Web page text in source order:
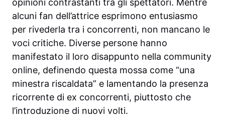
opinioni contrastanti tra gli spettatori. Mentre
alcuni fan dell’attrice esprimono entusiasmo
per rivederla tra i concorrenti, non mancano le
voci critiche. Diverse persone hanno
manifestato il loro disappunto nella community
online, definendo questa mossa come “una
minestra riscaldata” e lamentando la presenza
ricorrente di ex concorrenti, piuttosto che
l’introduzione di nuovi volti.